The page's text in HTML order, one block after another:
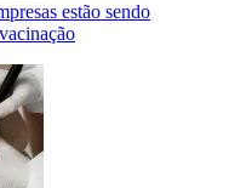
estão sendo